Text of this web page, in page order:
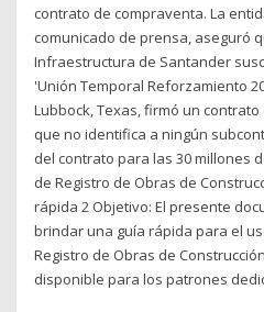
contrato de compraventa. La
comunicado de prensa, aseguró
Infraestructura de Santander
'Unión Temporal Reforzamiento
Lubbock, Texas, firmó un
que no identifica a ningún
del contrato para las 30 millones
de Registro de Obras de
rápida 2 Objetivo: El presente
brindar una guía rápida para el
Registro de Obras de
disponible para los patrones